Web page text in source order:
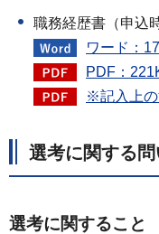
職務経歴書（申込
ワード：
PDF：
※記入上の
選考に関する
選考に関すること